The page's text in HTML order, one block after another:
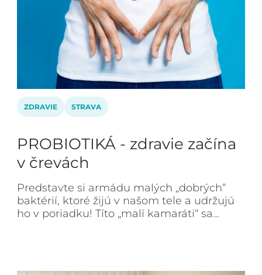
ZDRAVIE STRAVA
PROBIOTIKÁ - zdravie začína
v črevách
Predstavte si armádu malých „dobrých“
baktérií, ktoré žijú v našom tele a udržujú
ho v poriadku! Títo „malí kamaráti“ sa…